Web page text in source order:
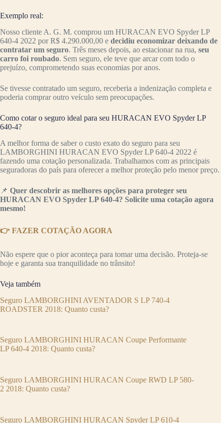
Exemplo real:
Nosso cliente A. G. M. comprou um HURACAN EVO Spyder LP
640-4 2022 por R$ 4.290.000,00 e decidiu economizar deixando de
contratar um seguro. Três meses depois, ao estacionar na rua, seu
carro foi roubado. Sem seguro, ele teve que arcar com todo o
prejuízo, comprometendo suas economias por anos.
Se tivesse contratado um seguro, receberia a indenização completa e
poderia comprar outro veículo sem preocupações.
Como cotar o seguro ideal para seu HURACAN EVO Spyder LP
640-4?
A melhor forma de saber o custo exato do seguro para seu
LAMBORGHINI HURACAN EVO Spyder LP 640-4 2022 é
fazendo uma cotação personalizada. Trabalhamos com as principais
seguradoras do país para oferecer a melhor proteção pelo menor preço.
📌 Quer descobrir as melhores opções para proteger seu
HURACAN EVO Spyder LP 640-4? Solicite uma cotação agora
mesmo!
👉 FAZER COTAÇÃO AGORA
Não espere que o pior aconteça para tomar uma decisão. Proteja-se
hoje e garanta sua tranquilidade no trânsito!
Veja também
Seguro LAMBORGHINI AVENTADOR S LP 740-4
ROADSTER 2018: Quanto custa?
Seguro LAMBORGHINI HURACAN Coupe Performante
LP 640-4 2018: Quanto custa?
Seguro LAMBORGHINI HURACAN Coupe RWD LP 580-
2 2018: Quanto custa?
Seguro LAMBORGHINI HURACAN Spyder LP 610-4